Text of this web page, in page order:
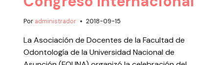
Por administrador 2018-09-15
La Asociación de Docentes de la Facultad de
Odontología de la Universidad Nacional de